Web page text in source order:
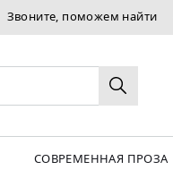
Звоните, поможем найти
СОВРЕМЕННАЯ ПРОЗА